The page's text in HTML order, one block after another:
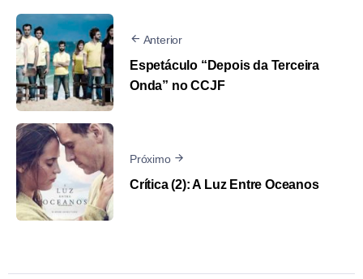
Anterior
Espetáculo “Depois da Terceira
Onda” no CCJF
Próximo
Crítica (2): A Luz Entre Oceanos